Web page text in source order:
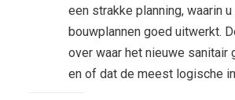
een strakke planning, waarin u
bouwplannen goed uitwerkt.
over waar het nieuwe sanitair
en of dat de meest logische